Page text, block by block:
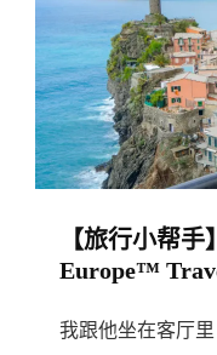
【旅行小帮手
Europe™
我跟他坐在客厅